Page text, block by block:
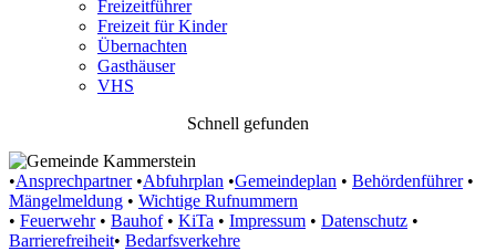
Freizeitführer
Freizeit für Kinder
Übernachten
Gasthäuser
VHS
Schnell gefunden
•Ansprechpartner •Abfuhrplan •Gemeindeplan • Behördenführer •
Mängelmeldung • Wichtige Rufnummern
• Feuerwehr • Bauhof • KiTa • Impressum • Datenschutz •
Barrierefreiheit• Bedarfsverkehre